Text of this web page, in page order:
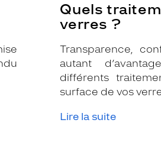
Quels
verres ?
Transparence,
autant
différents
surface de vos
Lire la suite